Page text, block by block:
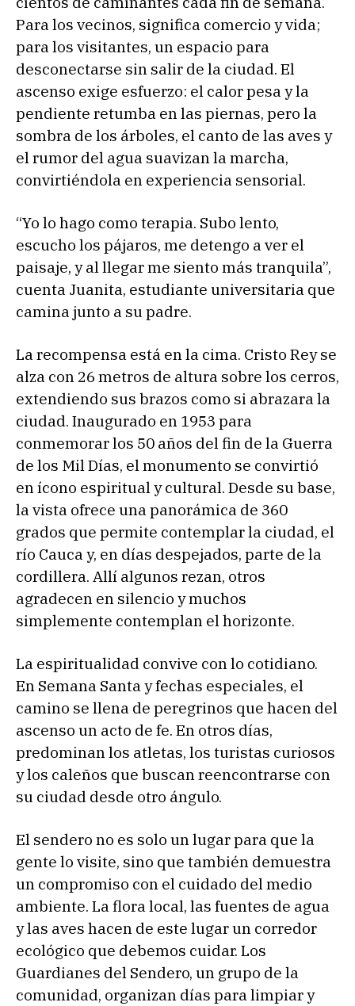
Para los vecinos, significa comercio y vida;
para los visitantes, un espacio para
desconectarse sin salir de la ciudad. El
ascenso exige esfuerzo: el calor pesa y la
pendiente retumba en las piernas, pero la
sombra de los árboles, el canto de las aves y
el rumor del agua suavizan la marcha,
convirtiéndola en experiencia sensorial.
“Yo lo hago como terapia. Subo lento,
escucho los pájaros, me detengo a ver el
paisaje, y al llegar me siento más tranquila”,
cuenta Juanita, estudiante universitaria que
camina junto a su padre.
La recompensa está en la cima. Cristo Rey se
alza con 26 metros de altura sobre los cerros,
extendiendo sus brazos como si abrazara la
ciudad. Inaugurado en 1953 para
conmemorar los 50 años del fin de la Guerra
de los Mil Días, el monumento se convirtió
en ícono espiritual y cultural. Desde su base,
la vista ofrece una panorámica de 360
grados que permite contemplar la ciudad, el
río Cauca y, en días despejados, parte de la
cordillera. Allí algunos rezan, otros
agradecen en silencio y muchos
simplemente contemplan el horizonte.
La espiritualidad convive con lo cotidiano.
En Semana Santa y fechas especiales, el
camino se llena de peregrinos que hacen del
ascenso un acto de fe. En otros días,
predominan los atletas, los turistas curiosos
y los caleños que buscan reencontrarse con
su ciudad desde otro ángulo.
El sendero no es solo un lugar para que la
gente lo visite, sino que también demuestra
un compromiso con el cuidado del medio
ambiente. La flora local, las fuentes de agua
y las aves hacen de este lugar un corredor
ecológico que debemos cuidar. Los
Guardianes del Sendero, un grupo de la
comunidad, organizan días para limpiar y